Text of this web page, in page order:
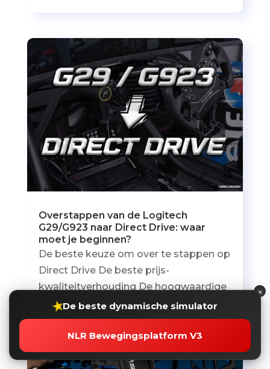
×
★De beste dynamische simulator
NLR Bewegingsplatform V3
Overstappen van de Logitech
G29/G923 naar Direct Drive: waar
moet je beginnen?
De beste keuze om over te stappen op
Direct Drive De beste prijs-
kwaliteitverhouding De hoogwaardige
DD-bundel van...